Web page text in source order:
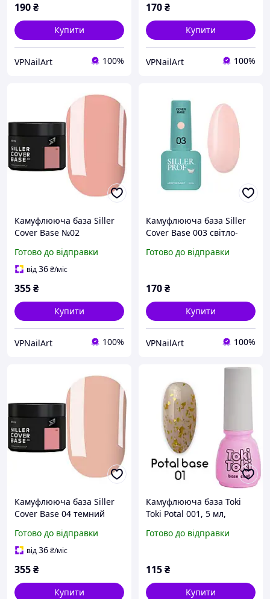
190₴
Купити
VPNailArt 100%
170₴
Купити
VPNailArt 100%
Камуфлююча база Siller
Cover Base №02
еластична
Готово до відправки
від36₴/міс
355₴
Купити
VPNailArt 100%
Камуфлююча база Siller
Cover Base 003 світло-
Готово до відправки
170₴
Купити
VPNailArt 100%
Камуфлююча база Siller
Cover Base 04 темний
Готово до відправки
від36₴/міс
355₴
Купити
Камуфлююча база Toki
Toki Potal 001, 5 мл,
поталлю
Готово до відправки
115₴
Купити